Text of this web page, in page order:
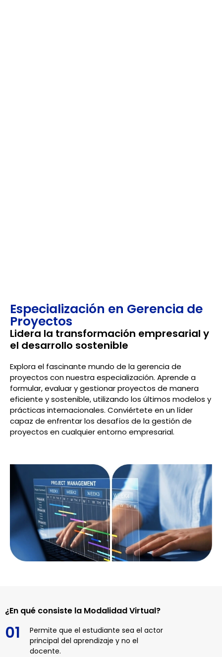
Especialización en Gerencia de
Proyectos
Lidera la transformación empresarial y
el desarrollo sostenible
Explora el fascinante mundo de la gerencia de
proyectos con nuestra especialización. Aprende a
formular, evaluar y gestionar proyectos de manera
eficiente y sostenible, utilizando los últimos modelos y
prácticas internacionales. Conviértete en un líder
capaz de enfrentar los desafíos de la gestión de
proyectos en cualquier entorno empresarial.
¿En qué consiste la Modalidad Virtual?
01
Permite que el estudiante sea el actor
principal del aprendizaje y no el
docente.